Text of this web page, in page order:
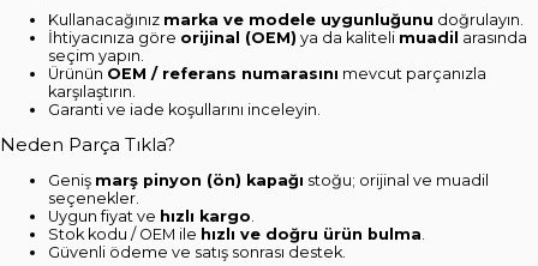
Kullanacağınız marka ve modele uygunluğunu doğrulayın.
İhtiyacınıza göre orijinal (OEM) ya da kaliteli muadil arasında
seçim yapın.
Ürünün OEM / referans numarasını mevcut parçanızla
karşılaştırın.
Garanti ve iade koşullarını inceleyin.
Neden Parça Tıkla?
Geniş marş pinyon (ön) kapağı stoğu; orijinal ve muadil
seçenekler.
Uygun fiyat ve hızlı kargo
Stok kodu / OEM ile hızlı ve doğru ürün bulma
Güvenli ödeme ve satış sonrası destek.